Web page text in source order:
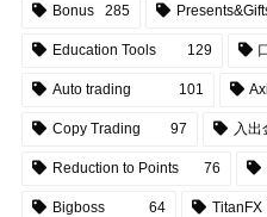
Bonus 285
Education Tools 129
Auto trading 101
Copy Trading 97 入出
Reduction to Points 76
Bigboss 64 TitanFX